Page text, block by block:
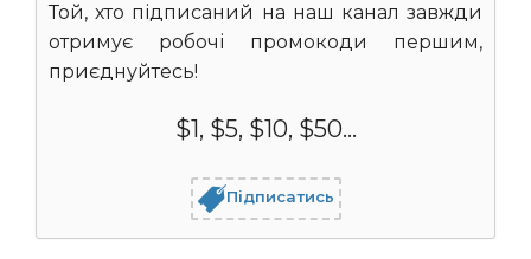
Той, хто підписаний на наш канал завжди
отримує робочі промокоди першим,
приєднуйтесь!
$1, $5, $10, $50...
Підписатись